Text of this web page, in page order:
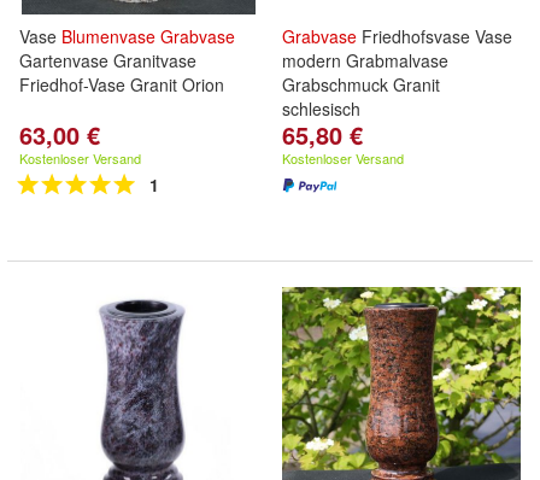
Vase Blumenvase Grabvase
Gartenvase Granitvase
Friedhof-Vase Granit Orion
63,00 €
Kostenloser Versand
1
Grabvase Friedhofsvase Vase
modern Grabmalvase
Grabschmuck Granit
schlesisch
65,80 €
Kostenloser Versand